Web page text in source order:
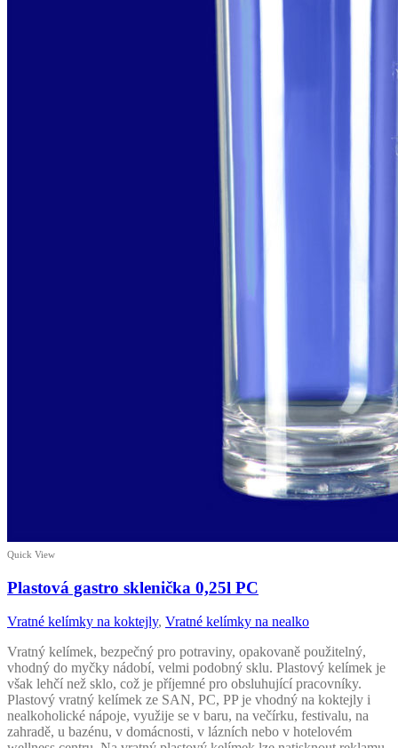
Quick View
Plastová gastro sklenička 0,25l PC
Vratné kelímky na koktejly, Vratné kelímky na nealko
Vratný kelímek, bezpečný pro potraviny, opakovaně použitelný,
vhodný do myčky nádobí, velmi podobný sklu. Plastový kelímek je
však lehčí než sklo, což je příjemné pro obsluhující pracovníky.
Plastový vratný kelímek ze SAN, PC, PP je vhodný na koktejly i
nealkoholické nápoje, využije se v baru, na večírku, festivalu, na
zahradě, u bazénu, v domácnosti, v lázních nebo v hotelovém